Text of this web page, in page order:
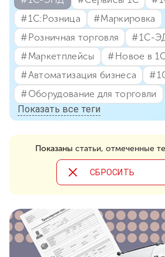
#⁣1С:Розница
#⁣Маркировка
#⁣Розничная торговля
#⁣1С-
#⁣Маркетплейсы
#⁣Новое в
#⁣Автоматизация бизнеса
#⁣Оборудование для торговли
Показать все теги
Показаны статьи, отмеченные
CБРОСИТЬ